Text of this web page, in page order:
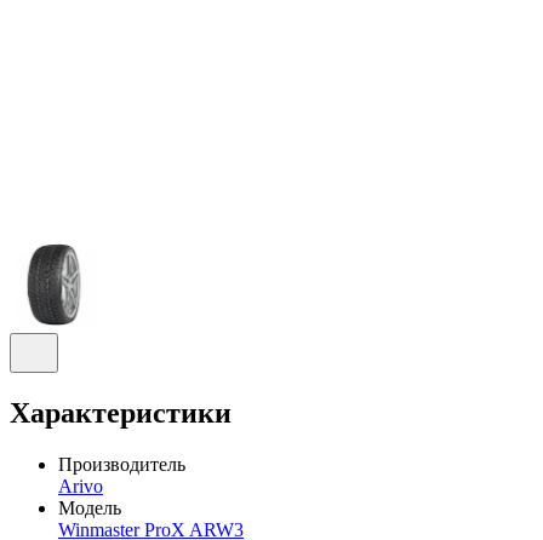
Характеристики
Производитель
Arivo
Модель
Winmaster ProX ARW3